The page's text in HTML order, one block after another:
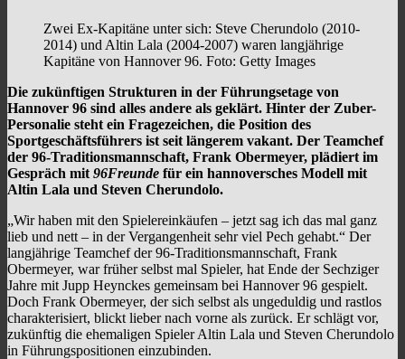
Zwei Ex-Kapitäne unter sich: Steve Cherundolo (2010-
2014) und Altin Lala (2004-2007) waren langjährige
Kapitäne von Hannover 96. Foto: Getty Images
Die zukünftigen Strukturen in der Führungsetage von
Hannover 96 sind alles andere als geklärt. Hinter der Zuber-
Personalie steht ein Fragezeichen, die Position des
Sportgeschäftsführers ist seit längerem vakant. Der Teamchef
der 96-Traditionsmannschaft, Frank Obermeyer, plädiert im
Gespräch mit 96Freunde für ein hannoversches Modell mit
Altin Lala und Steven Cherundolo.
„Wir haben mit den Spielereinkäufen – jetzt sag ich das mal ganz
lieb und nett – in der Vergangenheit sehr viel Pech gehabt.“ Der
langjährige Teamchef der 96-Traditionsmannschaft, Frank
Obermeyer, war früher selbst mal Spieler, hat Ende der Sechziger
Jahre mit Jupp Heynckes gemeinsam bei Hannover 96 gespielt.
Doch Frank Obermeyer, der sich selbst als ungeduldig und rastlos
charakterisiert, blickt lieber nach vorne als zurück. Er schlägt vor,
zukünftig die ehemaligen Spieler Altin Lala und Steven Cherundolo
in Führungspositionen einzubinden.